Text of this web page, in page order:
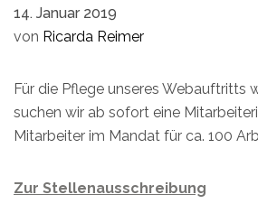
14. Januar 2019
von Ricarda Reimer
Für die Pflege unseres Webauftritts
suchen wir ab sofort eine
Mitarbeiter im Mandat für ca. 100
Zur Stellenausschreibung